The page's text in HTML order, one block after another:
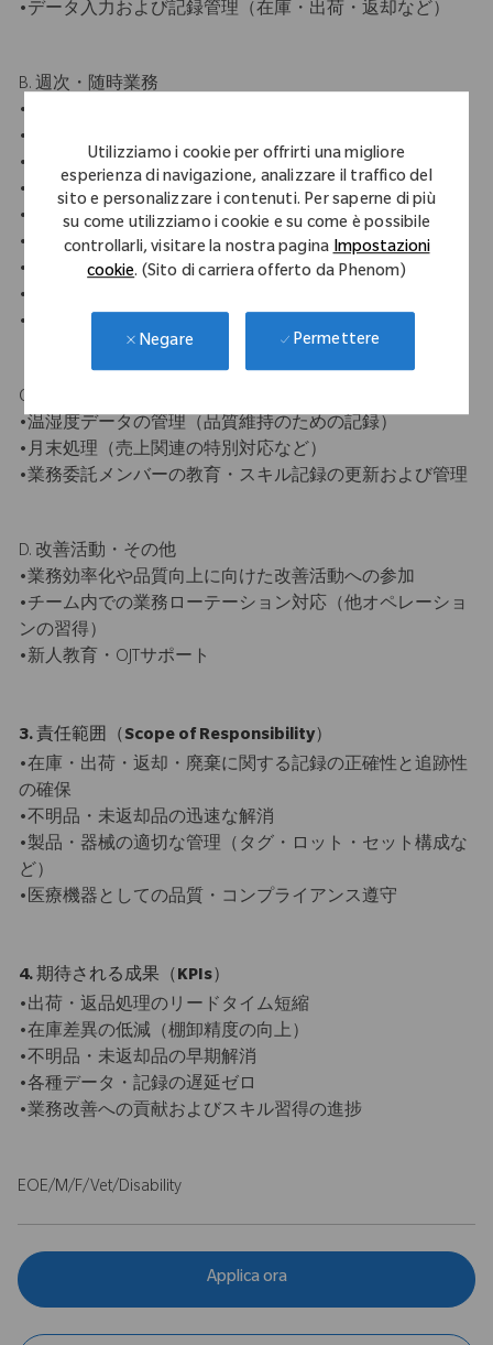
Utilizziamo i cookie per offrirti una migliore
esperienza di navigazione, analizzare il traffico del
sito e personalizzare i contenuti. Per saperne di più
su come utilizziamo i cookie e su come è possibile
controllarli, visitare la nostra paginaImpostazioni
cookie. (Sito di carriera offerto da Phenom)
Negare Permettere
•データ入力および記録管理（在庫・出荷・返却など）
B. 週次・随時業務
•貸出品の売上処理・サンプル処理などの事務対応
•長期貸出品の管理および返却後処理
•不明品・未処理案件の営業部門との連携
•医療機器の廃棄・再販に関する処理
•QRタグ・RFIDタグなどの管理および発注
•器械のメンテナンス対応（修理・再登録など）
•新規セット組・既存セットの組み替え
•在庫チェック（サイクルカウント）
•各種資材・消耗品の発注
C. 月次・定期業務
•温湿度データの管理（品質維持のための記録）
•月末処理（売上関連の特別対応など）
•業務委託メンバーの教育・スキル記録の更新および管理
D. 改善活動・その他
•業務効率化や品質向上に向けた改善活動への参加
•チーム内での業務ローテーション対応（他オペレーショ
ンの習得）
•新人教育・OJTサポート
3. 責任範囲（Scope of Responsibility）
•在庫・出荷・返却・廃棄に関する記録の正確性と追跡性
の確保
•不明品・未返却品の迅速な解消
•製品・器械の適切な管理（タグ・ロット・セット構成な
ど）
•医療機器としての品質・コンプライアンス遵守
4. 期待される成果（KPIs）
•出荷・返品処理のリードタイム短縮
•在庫差異の低減（棚卸精度の向上）
•不明品・未返却品の早期解消
•各種データ・記録の遅延ゼロ
•業務改善への貢献およびスキル習得の進捗
EOE/M/F/Vet/Disability
Applica ora